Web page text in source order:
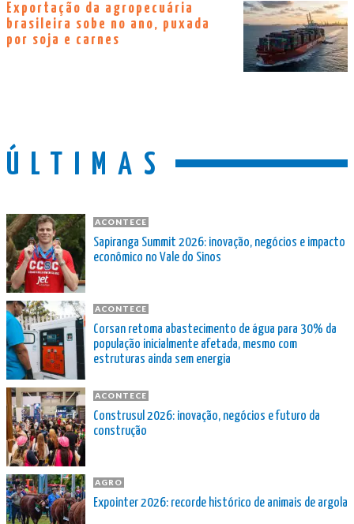
Exportação da agropecuária
brasileira sobe no ano, puxada
por soja e carnes
ÚLTIMAS
ACONTECE
Sapiranga Summit 2026: inovação, negócios e impacto
econômico no Vale do Sinos
ACONTECE
Corsan retoma abastecimento de água para 30% da
população inicialmente afetada, mesmo com
estruturas ainda sem energia
ACONTECE
Construsul 2026: inovação, negócios e futuro da
construção
AGRO
Expointer 2026: recorde histórico de animais de argola